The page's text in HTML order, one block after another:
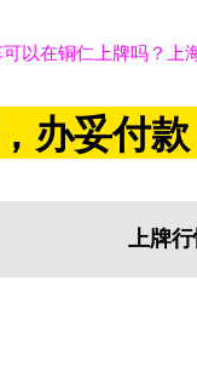
以在铜仁上牌吗？上
办妥付
上牌